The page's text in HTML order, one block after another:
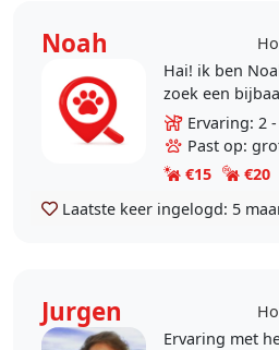
Noah
Hai! ik ben
zoek een
past. ik ben
wie ik ben, en
wil..
Ervaring: 2
Past op:
€15
€20
Laatste keer ingelogd: 5
Jurgen
Ervaring met